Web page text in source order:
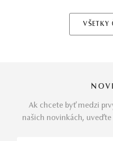
VŠETKY
Ak chcete byť medzi
našich novinkách,